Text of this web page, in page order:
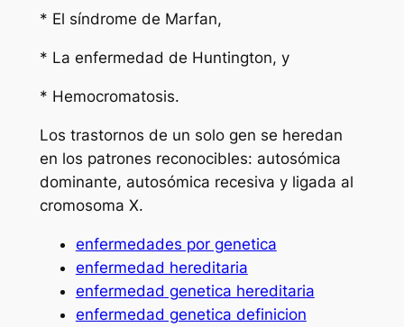
* El síndrome de Marfan,
* La enfermedad de Huntington, y
* Hemocromatosis.
Los trastornos de un solo gen se heredan
en los patrones reconocibles: autosómica
dominante, autosómica recesiva y ligada al
cromosoma X.
enfermedades por genetica
enfermedad hereditaria
enfermedad genetica hereditaria
enfermedad genetica definicion